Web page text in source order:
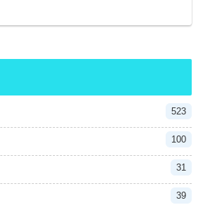
523
100
31
39